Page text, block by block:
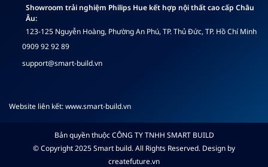
Showroom trải nghiệm Philips Hue kết hợp nội thất cao cấp Châu
Âu:
123-125 Nguyễn Hoàng, Phường An Phú, TP. Thủ Đức, TP. Hồ Chí Minh
0909 92 92 89
support@smart-build.vn
Website liên kết:www.smart-build.vn
Bản quyền thuộc CÔNG TY TNHH SMART BUILD
© Copyright 2025 Smart build. All Rights Reserved. Design by
createfuture.vn